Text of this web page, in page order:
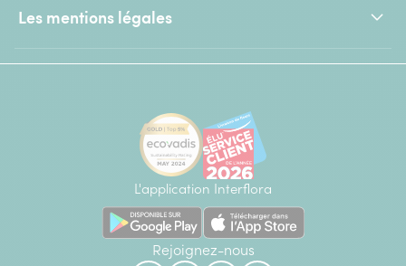
Les mentions légales
L'application Interflora
Rejoignez-nous